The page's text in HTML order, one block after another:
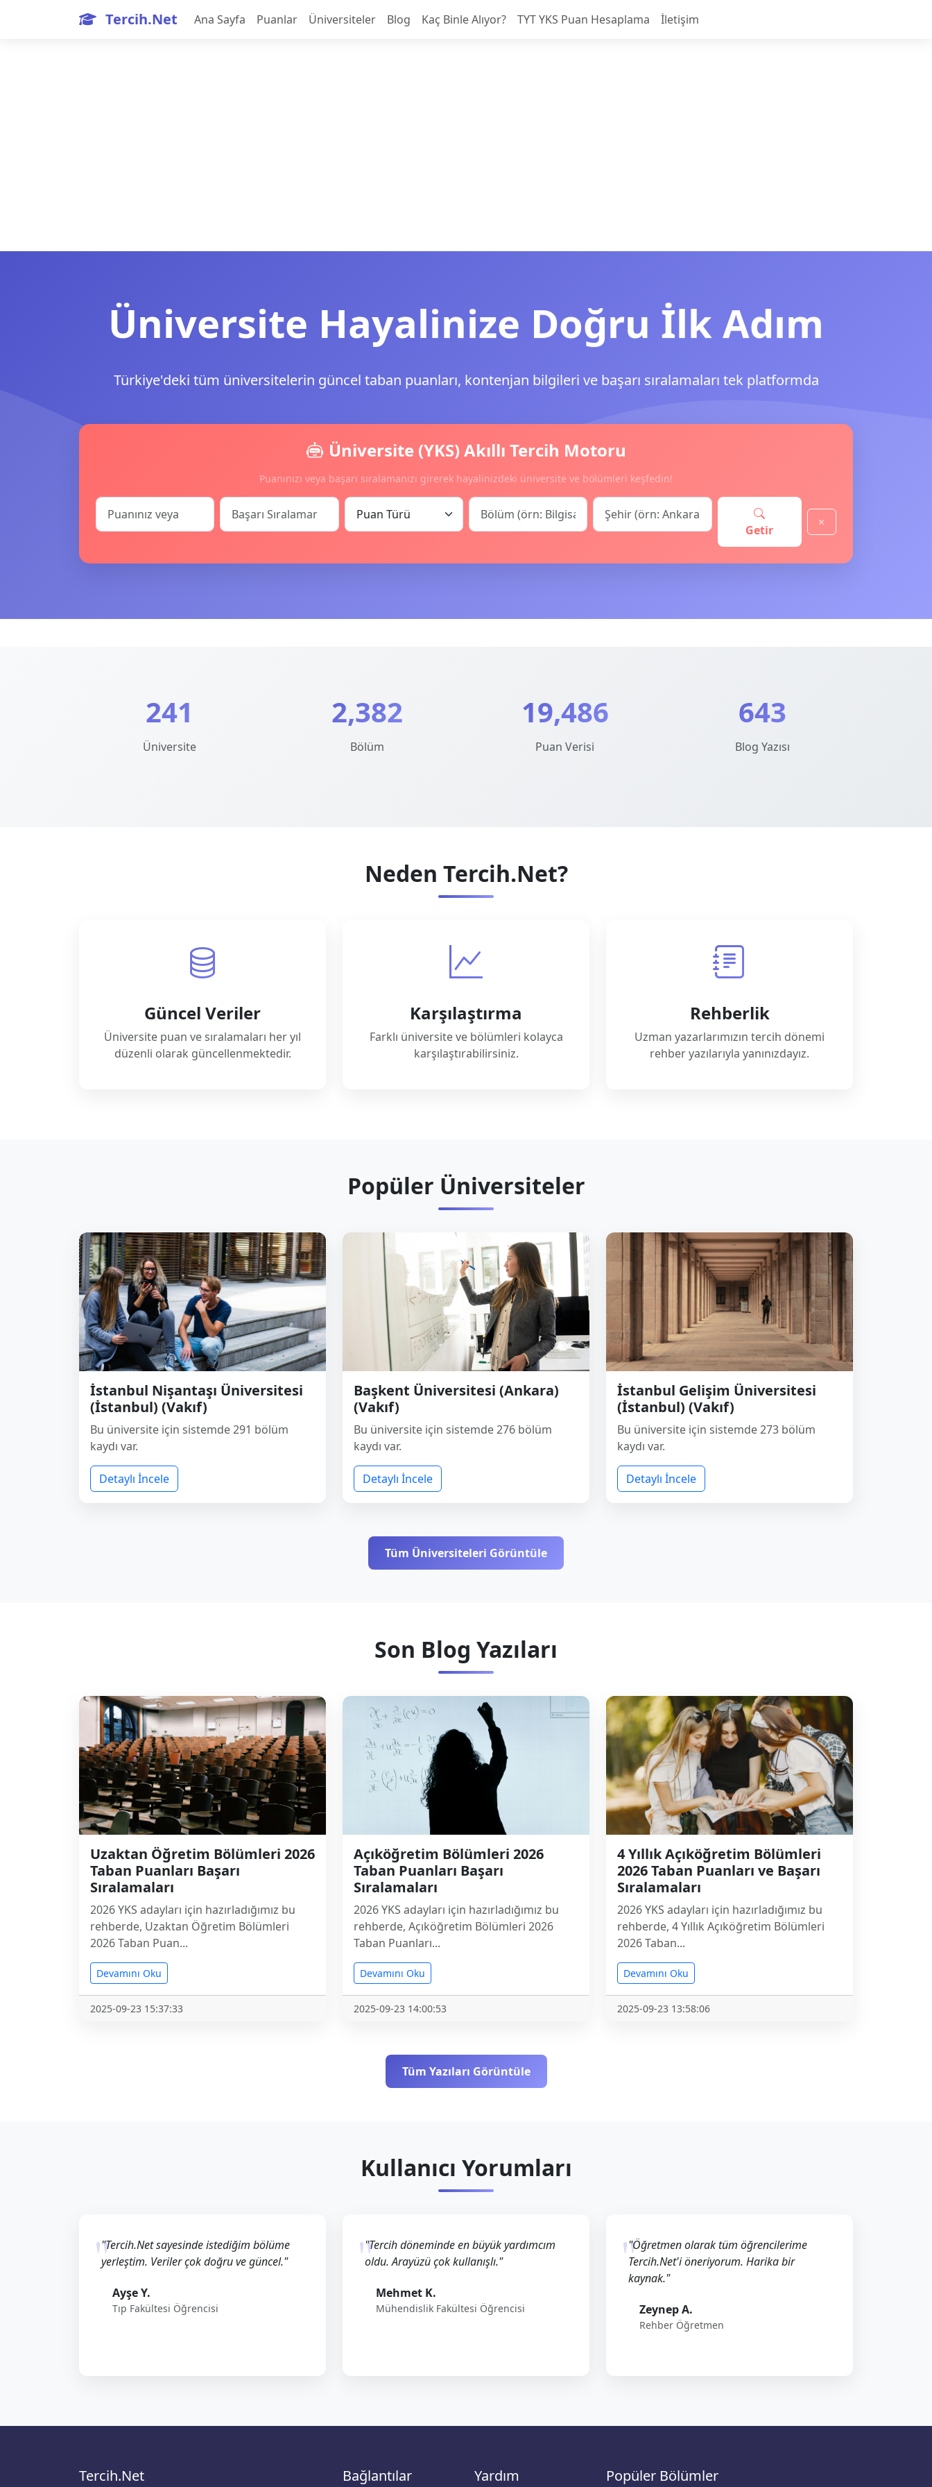
Tercih.Net Ana Sayfa Puanlar Üniversiteler Blog Kaç Binle Alıyor? TYT YKS Puan Hesaplama İletişim
Üniversite Hayalinize Doğru İlk Adım
Türkiye'deki tüm üniversitelerin güncel taban puanları, kontenjan bilgileri ve başarı sıralamaları tek platformda
Üniversite (YKS) Akıllı Tercih Motoru
Puanınızı veya başarı sıralamanızı girerek hayalinizdeki üniversite ve bölümleri keşfedin!
Getir
241
Üniversite
2,382
Bölüm
19,486
Puan Verisi
643
Blog Yazısı
Neden Tercih.Net?
Güncel Veriler
Üniversite puan ve sıralamaları her yıl
düzenli olarak güncellenmektedir.
Karşılaştırma
Farklı üniversite ve bölümleri kolayca
karşılaştırabilirsiniz.
Rehberlik
Uzman yazarlarımızın tercih dönemi
rehber yazılarıyla yanınızdayız.
Popüler Üniversiteler
İstanbul Nişantaşı Üniversitesi
(İstanbul) (Vakıf)
Bu üniversite için sistemde 291 bölüm
kaydı var.
Detaylı İncele
Başkent Üniversitesi (Ankara)
(Vakıf)
Bu üniversite için sistemde 276 bölüm
kaydı var.
Detaylı İncele
İstanbul Gelişim Üniversitesi
(İstanbul) (Vakıf)
Bu üniversite için sistemde 273 bölüm
kaydı var.
Detaylı İncele
Tüm Üniversiteleri Görüntüle
Son Blog Yazıları
Uzaktan Öğretim Bölümleri 2026
Taban Puanları Başarı
Sıralamaları
2026 YKS adayları için hazırladığımız bu
rehberde, Uzaktan Öğretim Bölümleri
2026 Taban Puan...
Devamını Oku
2025-09-23 15:37:33
Açıköğretim Bölümleri 2026
Taban Puanları Başarı
Sıralamaları
2026 YKS adayları için hazırladığımız bu
rehberde, Açıköğretim Bölümleri 2026
Taban Puanları...
Devamını Oku
2025-09-23 14:00:53
4 Yıllık Açıköğretim Bölümleri
2026 Taban Puanları ve Başarı
Sıralamaları
2026 YKS adayları için hazırladığımız bu
rehberde, 4 Yıllık Açıköğretim Bölümleri
2026 Taban...
Devamını Oku
2025-09-23 13:58:06
Tüm Yazıları Görüntüle
Kullanıcı Yorumları
"Tercih.Net sayesinde istediğim bölüme
yerleştim. Veriler çok doğru ve güncel."
Ayşe Y.
Tıp Fakültesi Öğrencisi
"Tercih döneminde en büyük yardımcım
oldu. Arayüzü çok kullanışlı."
Mehmet K.
Mühendislik Fakültesi Öğrencisi
"Öğretmen olarak tüm öğrencilerime
Tercih.Net'i öneriyorum. Harika bir
kaynak."
Zeynep A.
Rehber Öğretmen
Tercih.Net Bağlantılar Yardım Popüler Bölümler